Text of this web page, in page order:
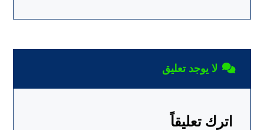
لا يوجد تعليق
اترك تعليقاً